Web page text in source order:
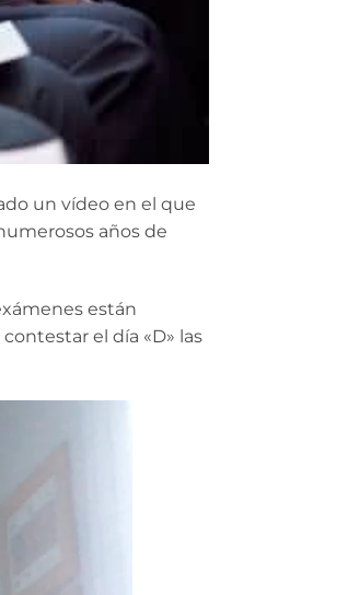
un vídeo en el que
años de
están
el día «D» las